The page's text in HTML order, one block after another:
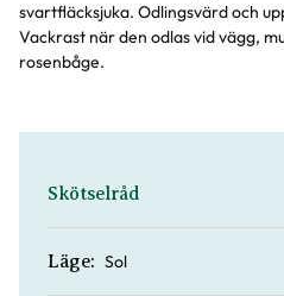
svartfläcksjuka. Odlingsvärd och
Vackrast när den odlas vid vägg,
rosenbåge.
Skötselråd
Läge: Sol